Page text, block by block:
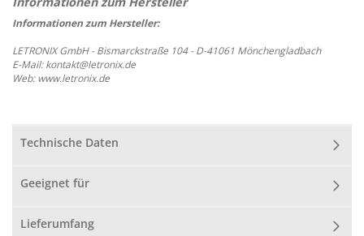
Informationen zum Hersteller:
LETRONIX GmbH - Bismarckstraße 104 - D-41061 Mönchengladbach
E-Mail: kontakt@letronix.de
Web: www.letronix.de
Technische Daten
Geeignet für
Lieferumfang